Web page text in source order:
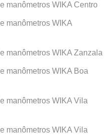
manômetros WIKA Centro
manômetros WIKA
manômetros WIKA Zanzala
manômetros WIKA Boa
manômetros WIKA Vila
manômetros WIKA Vila